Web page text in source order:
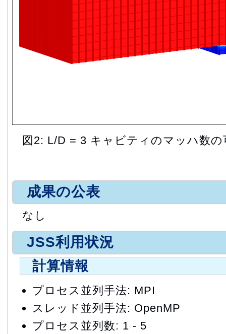
図2: L/D = 3 キャビティのマッハ数の
成果の公表
なし
JSS利用状況
計算情報
プロセス並列手法: MPI
スレッド並列手法: OpenMP
プロセス並列数: 1 - 5